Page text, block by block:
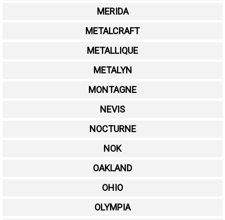
MERIDA
METALCRAFT
METALLIQUE
METALYN
MONTAGNE
NEVIS
NOCTURNE
NOK
OAKLAND
OHIO
OLYMPIA